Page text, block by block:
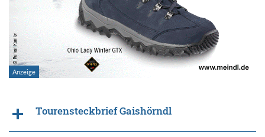
Tourensteckbrief Gaishörndl